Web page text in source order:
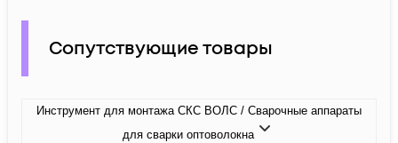
Сопутствующие товары
Инструмент для монтажа СКС ВОЛС / Сварочные аппараты
для сварки оптоволокна